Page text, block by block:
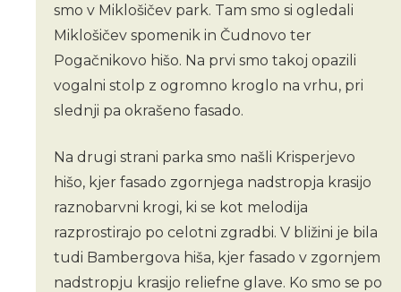
smo v Miklošičev park. Tam smo si ogledali
Miklošičev spomenik in Čudnovo ter
Pogačnikovo hišo. Na prvi smo takoj opazili
vogalni stolp z ogromno kroglo na vrhu, pri
slednji pa okrašeno fasado.
Na drugi strani parka smo našli Krisperjevo
hišo, kjer fasado zgornjega nadstropja krasijo
raznobarvni krogi, ki se kot melodija
razprostirajo po celotni zgradbi. V bližini je bila
tudi Bambergova hiša, kjer fasado v zgornjem
nadstropju krasijo reliefne glave. Ko smo se po